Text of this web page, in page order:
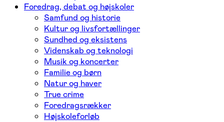
Foredrag, debat og højskoler
Samfund og historie
Kultur og livsfortællinger
Sundhed og eksistens
Videnskab og teknologi
Musik og koncerter
Familie og børn
Natur og haver
True crime
Foredragsrækker
Højskoleforløb